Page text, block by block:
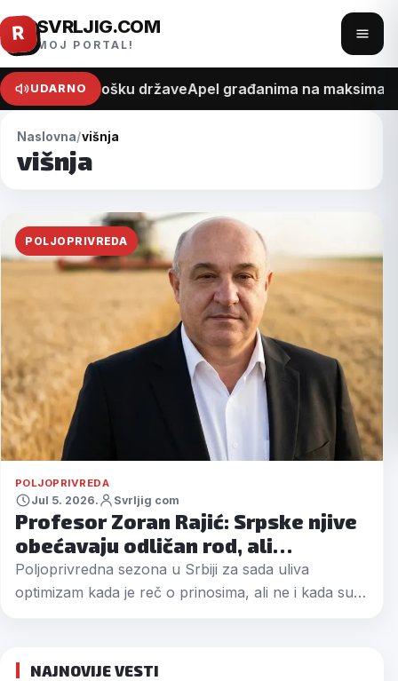
Pređi
na
sadržaj
R SVRLJIG.COM
MOJ PORTAL!
meni
UDARNO
recept o trošku državeApel građanima na
Naslovna višnja
višnja
POLJOPRIVREDA
POLJOPRIVREDA
Jul 5. 2026. Svrljig com
Profesor Zoran Rajić: Srpske njive
obećavaju odličan rod, ali…
Poljoprivredna sezona u Srbiji za sada uliva
optimizam kada je reč o prinosima, ali ne i kada su…
NAJNOVIJE VESTI